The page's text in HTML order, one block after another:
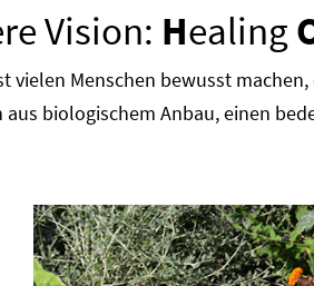
Vision: Healing
vielen Menschen bewusst
biologischem Anbau, einen